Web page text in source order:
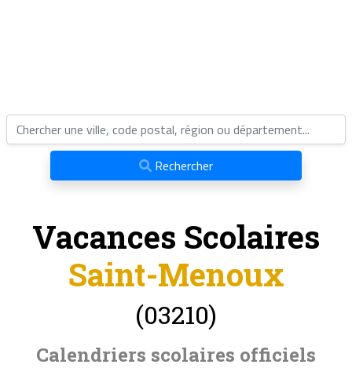
Rechercher
Vacances Scolaires
Saint-Menoux
(03210)
Calendriers scolaires officiels